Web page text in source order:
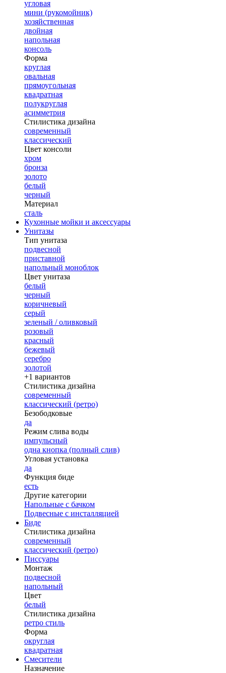
угловая
мини (рукомойник)
хозяйственная
двойная
напольная
консоль
Форма
круглая
овальная
прямоугольная
квадратная
полукруглая
асимметрия
Стилистика дизайна
современный
классический
Цвет консоли
хром
бронза
золото
белый
черный
Материал
сталь
Кухонные мойки и аксессуары
Унитазы
Тип унитаза
подвесной
приставной
напольный моноблок
Цвет унитаза
белый
черный
коричневый
серый
зеленый / оливковый
розовый
красный
бежевый
серебро
золотой
+1 вариантов
Стилистика дизайна
современный
классический (ретро)
Безободковые
да
Режим слива воды
импульсный
одна кнопка (полный слив)
Угловая установка
да
Функция биде
есть
Другие категории
Напольные с бачком
Подвесные с инсталляцией
Биде
Стилистика дизайна
современный
классический (ретро)
Писсуары
Монтаж
подвесной
напольный
Цвет
белый
Стилистика дизайна
ретро стиль
Форма
округлая
квадратная
Смесители
Назначение